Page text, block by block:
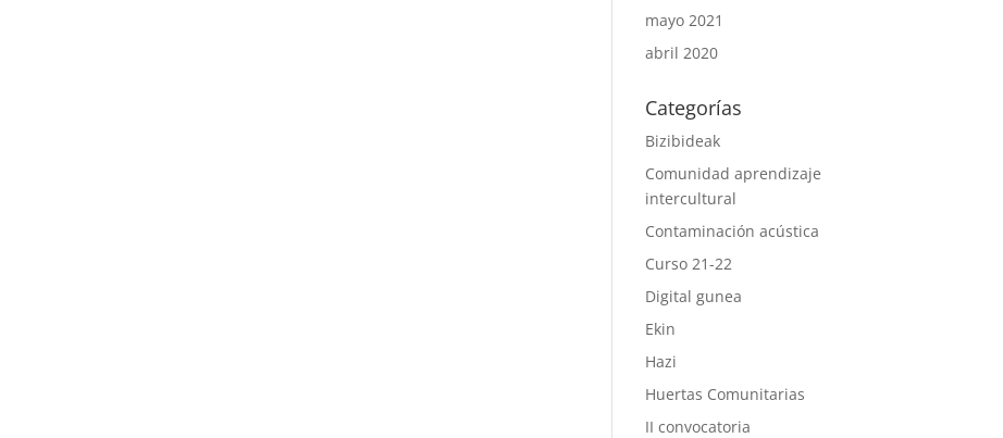
mayo 2021
abril 2020
Categorías
Bizibideak
Comunidad aprendizaje
intercultural
Contaminación acústica
Curso 21-22
Digital gunea
Ekin
Hazi
Huertas Comunitarias
II convocatoria